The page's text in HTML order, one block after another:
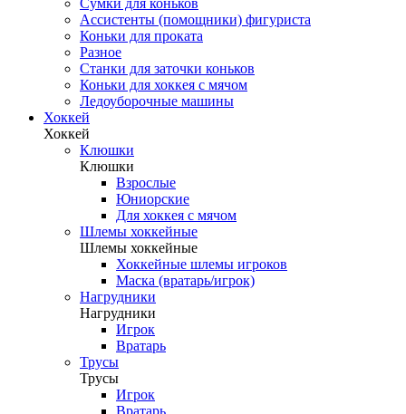
Сумки для коньков
Ассистенты (помощники) фигуриста
Коньки для проката
Разное
Станки для заточки коньков
Коньки для хоккея с мячом
Ледоуборочные машины
Хоккей
Хоккей
Клюшки
Клюшки
Взрослые
Юниорские
Для хоккея с мячом
Шлемы хоккейные
Шлемы хоккейные
Хоккейные шлемы игроков
Маска (вратарь/игрок)
Нагрудники
Нагрудники
Игрок
Вратарь
Трусы
Трусы
Игрок
Вратарь